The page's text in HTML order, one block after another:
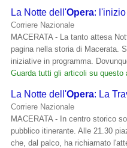
La Notte dell'Opera: l'inizio
Corriere Nazionale
MACERATA - La tanto attesa
pagina nella storia di Macerata.
iniziative in programma.
Guarda tutti gli articoli su questo
La Notte dell'Opera: La
Corriere Nazionale
MACERATA - In centro storico
pubblico itinerante. Alle 21.30
che, dal palco, ha richiamato